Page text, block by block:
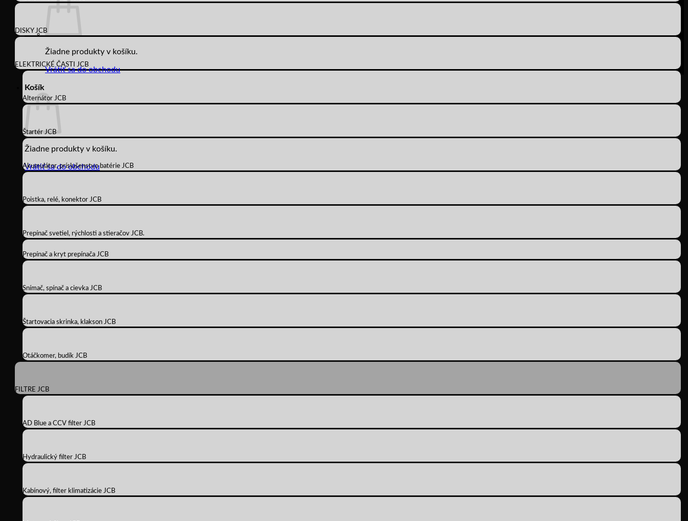
Žiadne produkty v košíku.
Vrátiť sa do obchodu
Košík
Žiadne produkty v košíku.
Vrátiť sa do obchodu
DISKY JCB
ELEKTRICKÉ ČASTI JCB
Alternátor JCB
Štartér JCB
Akumulátor, príslušenstvo batérie JCB
Poistka, relé, konektor JCB
Prepínač svetiel, rýchlosti a stieračov JCB.
Prepínač a kryt prepínača JCB
Snímač, spínač a cievka JCB
Štartovacia skrinka, klakson JCB
Otáčkomer, budík JCB
FILTRE JCB
AD Blue a CCV filter JCB
Hydraulický filter JCB
Kabínový, filter klimatizácie JCB